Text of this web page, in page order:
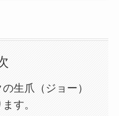
生爪（ジョー）
す。